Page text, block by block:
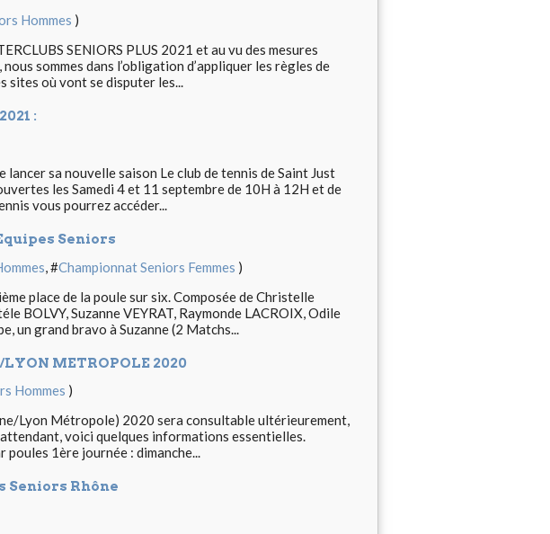
Hommes )
SENIORS PLUS 2021 et au vu des mesures
sommes dans l’obligation d’appliquer les règles de
sites où vont se disputer les...
:
sa nouvelle saison Le club de tennis de Saint Just
les Samedi 4 et 11 septembre de 10H à 12H et de
vous pourrez accéder...
Seniors
, #Championnat Seniors Femmes )
place de la poule sur six. Composée de Christelle
BOLVY, Suzanne VEYRAT, Raymonde LACROIX, Odile
un grand bravo à Suzanne (2 Matchs...
LYON METROPOLE 2020
Hommes )
Lyon Métropole) 2020 sera consultable ultérieurement,
voici quelques informations essentielles.
1ère journée : dimanche...
Rhône